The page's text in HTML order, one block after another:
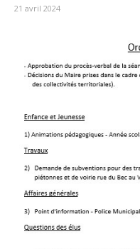
21 avril 2024